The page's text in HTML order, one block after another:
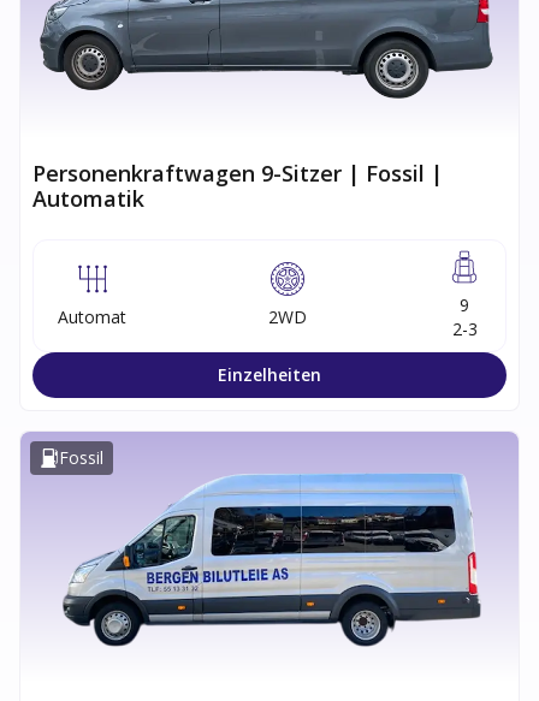
Personenkraftwagen 9-Sitzer | Fossil |
Automatik
Automat 2WD
9
2-3
Einzelheiten
Fossil